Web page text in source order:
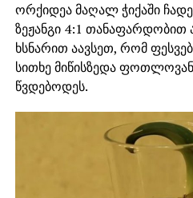
ორქიდეა მაღალ ჭიქაში
ზეჟანგი 4:1 თანაფარდობით
ხსნარით აავსეთ, რომ
სითხე მიწისზედა
წვდებოდეს.